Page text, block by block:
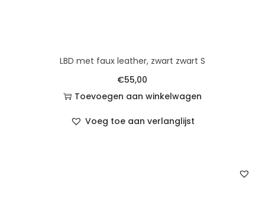
LBD met faux leather, zwart zwart S
€55,00
Toevoegen aan winkelwagen
Voeg toe aan verlanglijst